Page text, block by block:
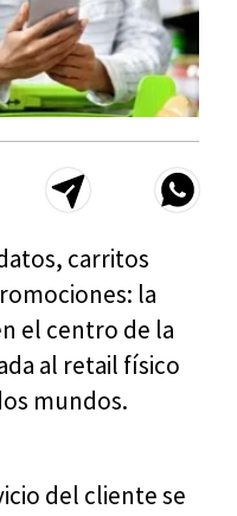
carritos
la
el centro de la
al retail físico
mundos.
del cliente se